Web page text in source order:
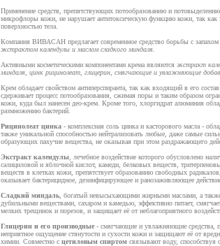
Применение средств, препятствующих потообразованию и
микрофлоры кожи, не нарушает антитоксическую функцию кожи, так как
поверхностью тела.
Компания ВИВАСАН предлагает современное средство борьбы с запахом
экстрактом календулы и маслом сладкого миндаля
Активными косметическими компонентами крема являются экстракт
миндаля, цинк рицинолеат, глицерин, смягчающие и увлажняющие
Крем обладает свойством антиперспиранта, так как входящий в его
сдерживает процесс потообразования, сжимая поры и таким образом
кожи, куда был нанесен део-крем. Кроме того, хлоргидрат алюминия
размножению бактерий.
Рицинолеат цинка - комплексная соль цинка и касторового масла -
также уникальной способностью нейтрализовать любые, даже самые
образующих пахучие вещества, не оказывая при этом раздражающего
Экстракт календулы , лечебное воздействие которого обусловлено
салициловой и яблочной кислот, камеди, белковых веществ,
веществ в клетках кожи, препятствует образованию свободных
оказывает бактерицидное, дезинфицирующее и ранозаживляющее
Сладкий миндаль , богатый невысыхающими жирными маслами, а
дубильными веществами, сахаром и камедью, эффективно питает,
мелких трещинок и порезов, и защищает её от неблагоприятного
Глицерин и его производные - смягчающие и увлажняющие средства,
неприятное ощущение стянутости и сухости кожи и защищают её от
химии. Совместно с цетиловым спиртом связывают воду, способствуя